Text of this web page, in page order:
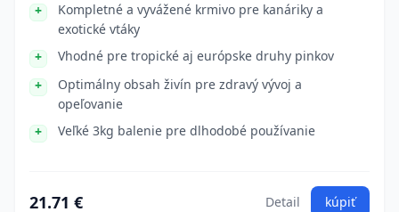
Kompletné a vyvážené krmivo pre kanáriky a
exotické vtáky
Vhodné pre tropické aj európske druhy pinkov
Optimálny obsah živín pre zdravý vývoj a
opeľovanie
Veľké 3kg balenie pre dlhodobé používanie
21.71 € Detail kúpiť